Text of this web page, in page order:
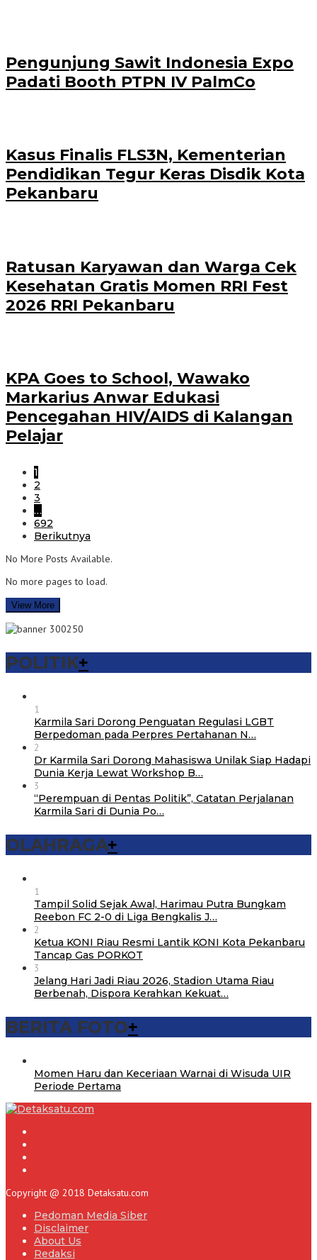
Pengunjung Sawit Indonesia Expo
Padati Booth PTPN IV PalmCo
Kasus Finalis FLS3N, Kementerian
Pendidikan Tegur Keras Disdik Kota
Pekanbaru
‎Ratusan Karyawan dan Warga Cek
Kesehatan Gratis Momen RRI Fest
2026 RRI Pekanbaru
‎KPA Goes to School, Wawako
Markarius Anwar Edukasi
Pencegahan HIV/AIDS di Kalangan
Pelajar
1
2
3
…
692
Berikutnya
No More Posts Available.
No more pages to load.
View More
POLITIK+
1
Karmila Sari Dorong Penguatan Regulasi LGBT
Berpedoman pada Perpres Pertahanan N…
2
Dr Karmila Sari Dorong Mahasiswa Unilak Siap Hadapi
Dunia Kerja Lewat Workshop B…
3
“Perempuan di Pentas Politik”, Catatan Perjalanan
Karmila Sari di Dunia Po…
OLAHRAGA+
1
Tampil Solid Sejak Awal, Harimau Putra Bungkam
Reebon FC 2-0 di Liga Bengkalis J…
2
Ketua KONI Riau Resmi Lantik KONI Kota Pekanbaru
Tancap Gas PORKOT
3
Jelang Hari Jadi Riau 2026, Stadion Utama Riau
Berbenah, Dispora Kerahkan Kekuat…
BERITA FOTO+
Momen Haru dan Keceriaan Warnai di Wisuda UIR
Periode Pertama
Copyright @ 2018 Detaksatu.com
Pedoman Media Siber
Disclaimer
About Us
Redaksi